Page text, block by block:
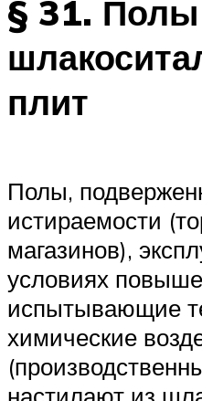
§ 31. Полы
плит
Полы,
истираемости
магазинов),
условиях
испытывающие
химические